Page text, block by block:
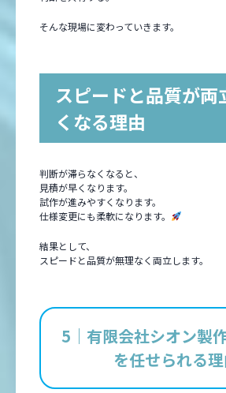
そんな現場に変わっていきます。
スピードと品質が両
くなる理由
判断が滞らなくなると、
見積が早くなります。
試作が進みやすくなります。
仕様変更にも柔軟になります。
結果として、
スピードと品質が無理なく両立します。
5｜有限会社シオン製
を任せられる